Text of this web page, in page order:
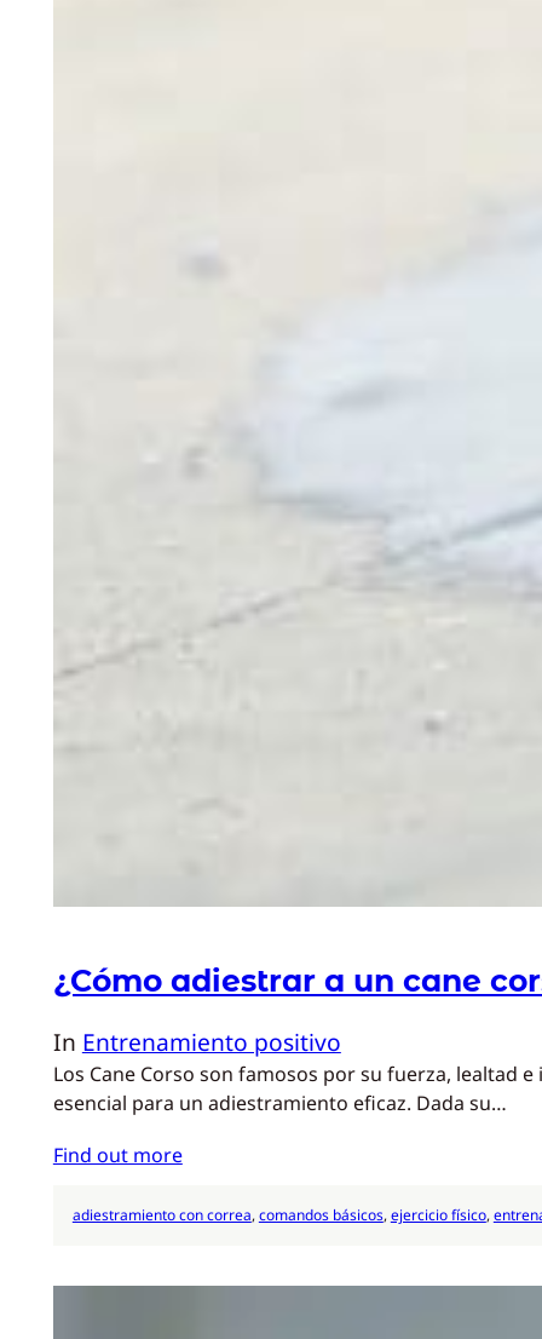
¿Cómo adiestrar a un cane
In Entrenamiento positivo
Los Cane Corso son famosos por su fuerza, lealtad
esencial para un adiestramiento eficaz. Dada su…
Find out more
adiestramiento con correa, comandos básicos, ejercicio físico,